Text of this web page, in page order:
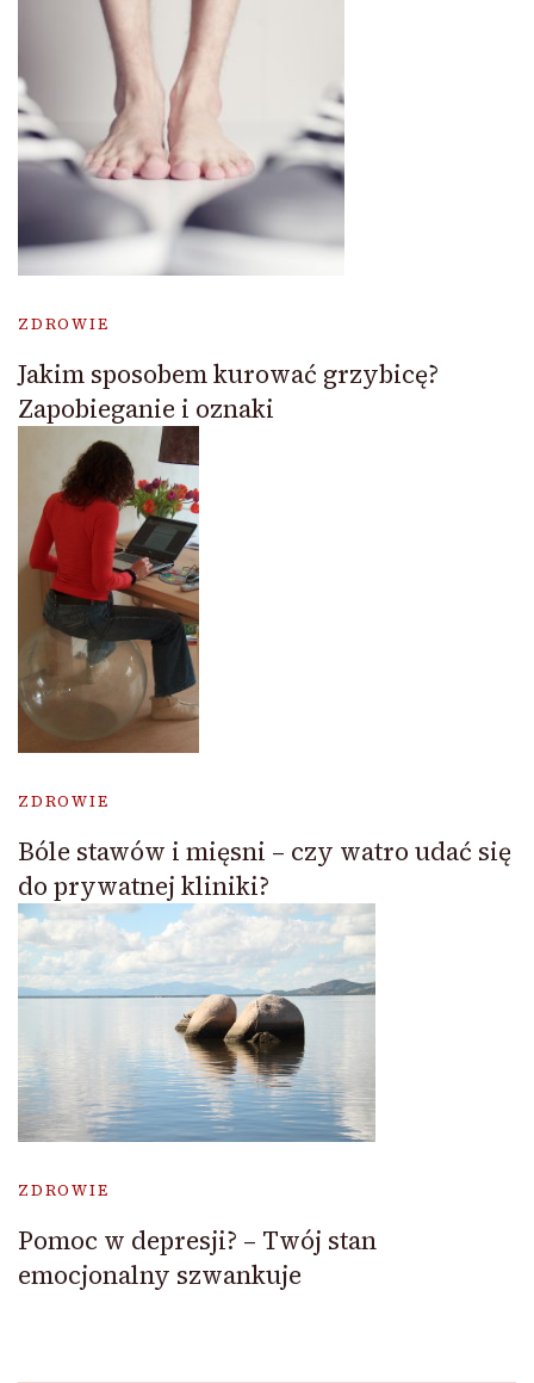
ZDROWIE
Jakim sposobem kurować grzybicę?
Zapobieganie i oznaki
ZDROWIE
Bóle stawów i mięsni – czy watro udać się
do prywatnej kliniki?
ZDROWIE
Pomoc w depresji? – Twój stan
emocjonalny szwankuje